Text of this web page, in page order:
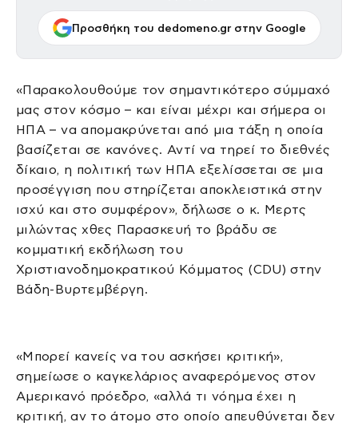
Προσθήκη του dedomeno.gr στην Google
«Παρακολουθούμε τον σημαντικότερο σύμμαχό
μας στον κόσμο – και είναι μέχρι και σήμερα οι
ΗΠΑ – να απομακρύνεται από μια τάξη η οποία
βασίζεται σε κανόνες. Αντί να τηρεί το διεθνές
δίκαιο, η πολιτική των ΗΠΑ εξελίσσεται σε μια
προσέγγιση που στηρίζεται αποκλειστικά στην
ισχύ και στο συμφέρον», δήλωσε ο κ. Μερτς
μιλώντας χθες Παρασκευή το βράδυ σε
κομματική εκδήλωση του
Χριστιανοδημοκρατικού Κόμματος (CDU) στην
Βάδη-Βυρτεμβέργη.
«Μπορεί κανείς να του ασκήσει κριτική»,
σημείωσε ο καγκελάριος αναφερόμενος στον
Αμερικανό πρόεδρο, «αλλά τι νόημα έχει η
κριτική, αν το άτομο στο οποίο απευθύνεται δεν